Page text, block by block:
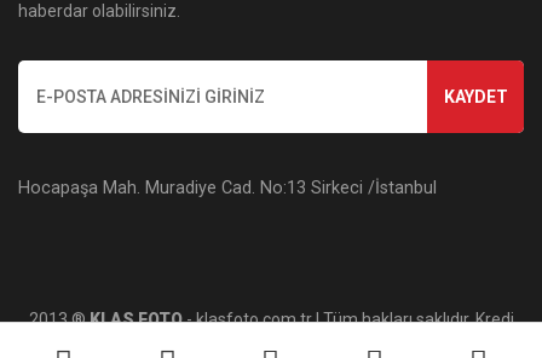
haberdar olabilirsiniz.
KAYDET
Hocapaşa Mah. Muradiye Cad. No:13 Sirkeci /İstanbul
2013 ®KLAS FOTO- klasfoto.com.tr | Tüm hakları saklıdır. Kredi